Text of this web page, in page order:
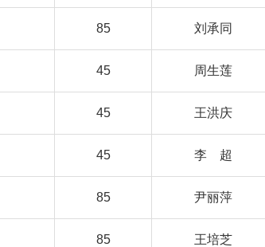
85 刘承同
45 周生莲
45 王洪庆
45 李 超
85 尹丽萍
85 王培芝